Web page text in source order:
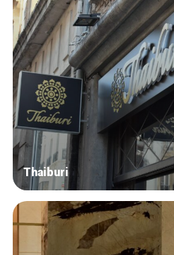
Thaiburi